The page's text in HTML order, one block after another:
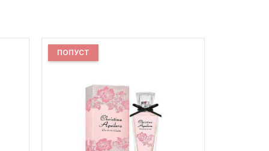
ПОПУСТ